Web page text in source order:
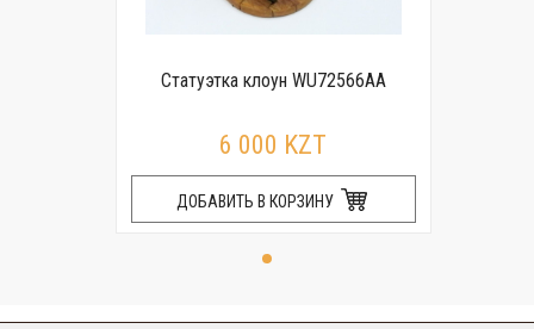
Статуэтка клоун WU72566AA
6 000 KZT
ДОБАВИТЬ В КОРЗИНУ